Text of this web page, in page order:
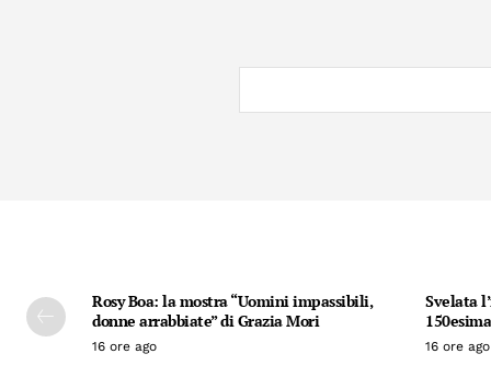
Rosy Boa: la mostra “Uomini impassibili,
donne arrabbiate” di Grazia Mori
16 ore ago
Svelata
16 ore ago